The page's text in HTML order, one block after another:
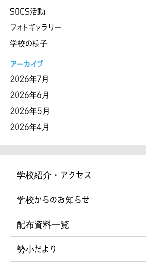
SOCS活動
フォトギャラリー
学校の様子
アーカイブ
2026年7月
2026年6月
2026年5月
2026年4月
学校紹介・アクセス
学校からのお知らせ
配布資料一覧
勢小だより